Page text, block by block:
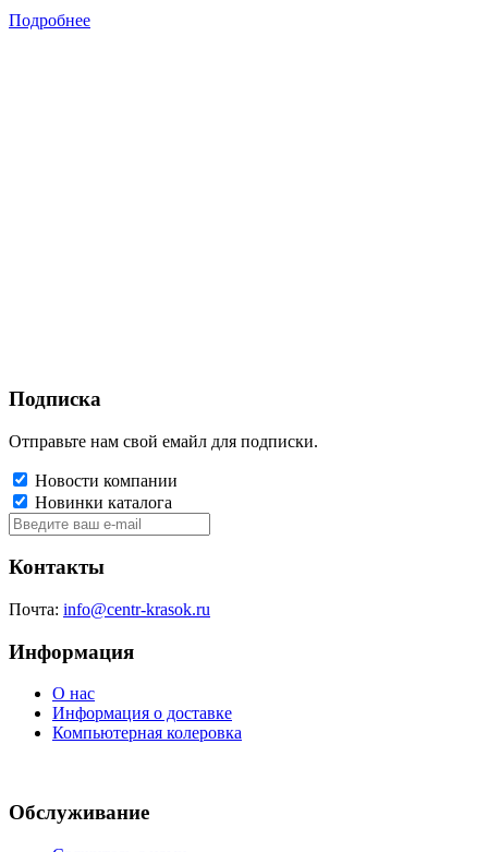
Подробнее
Подписка
Отправьте нам свой емайл для подписки.
Новости компании
Новинки каталога
Контакты
Почта: info@centr-krasok.ru
Информация
О нас
Информация о доставке
Компьютерная колеровка
Обслуживание